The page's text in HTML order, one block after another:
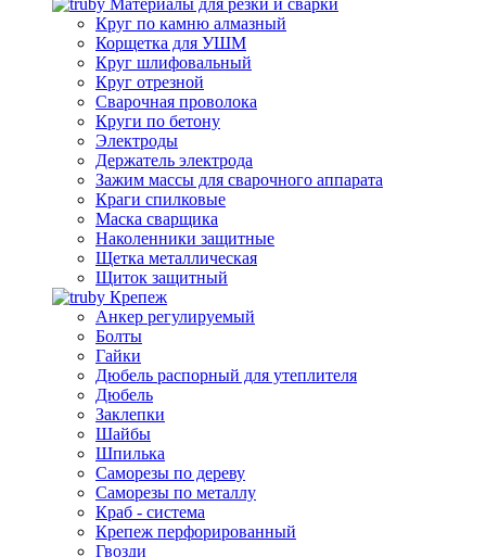
Круг по камню алмазный
Корщетка для УШМ
Круг шлифовальный
Круг отрезной
Сварочная проволока
Круги по бетону
Электроды
Держатель электрода
Зажим массы для сварочного аппарата
Краги спилковые
Маска сварщика
Наколенники защитные
Щетка металлическая
Щиток защитный
Крепеж
Анкер регулируемый
Болты
Гайки
Дюбель распорный для утеплителя
Дюбель
Заклепки
Шайбы
Шпилька
Саморезы по дереву
Саморезы по металлу
Краб - система
Крепеж перфорированный
Гвозди